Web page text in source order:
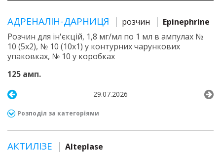
АДРЕНАЛІН-ДАРНИЦЯ розчин
Epinephrine
Розчин для ін'єкцій, 1,8 мг/мл по 1 мл в ампулах №
10 (5х2), № 10 (10х1) у контурних чарункових
упаковках, № 10 у коробках
125 амп.
29.07.2026
Розподіл за категоріями
АКТИЛІЗЕ
Alteplase